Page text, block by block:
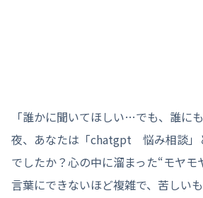
「誰かに聞いてほしい…でも、誰に
夜、あなたは「chatgpt 悩み相談」
でしたか？心の中に溜まった“モヤモ
言葉にできないほど複雑で、苦しいも